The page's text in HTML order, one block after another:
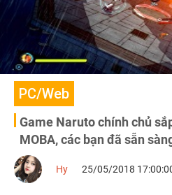
PC/Web
Game Naruto chính chủ
MOBA, các bạn đã sẵn
Hy 25/05/2018